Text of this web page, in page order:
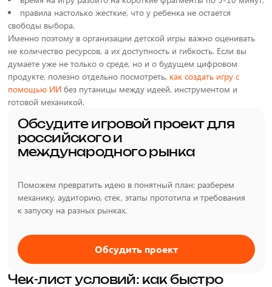
правила настолько жесткие, что у ребенка не остается
свободы выбора.
Именно поэтому в организации детской игры важно оценивать
не количество ресурсов, а их доступность и гибкость. Если вы
думаете уже не только о среде, но и о будущем цифровом
продукте, полезно отдельно посмотреть, как создать игру с
помощью ИИбез путаницы между идеей, инструментом и
готовой механикой.
Обсудите игровой проект для
российского и
международного рынка
Поможем превратить идею в понятный план: разберем
механику, аудиторию, стек, этапы прототипа и требования
к запуску на разных рынках.
Обсудить проект
Чек-лист условий: как быстро